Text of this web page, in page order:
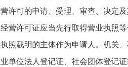
许可的申请、受理、审查、决定
营许可证应当先行取得营业执照
照载明的主体作为申请人。机关
单位法人登记证、社会团体登记